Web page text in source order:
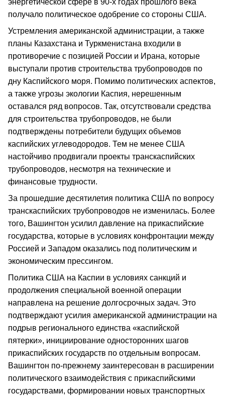
энергетической сфере в 90-х годах прошлого века
получало политическое одобрение со стороны США.
Устремления американской администрации, а также
планы Казахстана и Туркменистана входили в
противоречие с позицией России и Ирана, которые
выступали против строительства трубопроводов по
дну Каспийского моря. Помимо политических аспектов,
а также угрозы экологии Каспия, нерешенным
оставался ряд вопросов. Так, отсутствовали средства
для строительства трубопроводов, не были
подтверждены потребители будущих объемов
каспийских углеводородов. Тем не менее США
настойчиво продвигали проекты транскаспийских
трубопроводов, несмотря на технические и
финансовые трудности.
За прошедшие десятилетия политика США по вопросу
транскаспийских трубопроводов не изменилась. Более
того, Вашингтон усилил давление на прикаспийские
государства, которые в условиях конфронтации между
Россией и Западом оказались под политическим и
экономическим прессингом.
Политика США на Каспии в условиях санкций и
продолжения специальной военной операции
направлена на решение долгосрочных задач. Это
подтверждают усилия американской администрации на
подрыв регионального единства «каспийской
пятерки», инициирование односторонних шагов
прикаспийских государств по отдельным вопросам.
Вашингтон по-прежнему заинтересован в расширении
политического взаимодействия с прикаспийскими
государствами, формировании новых транспортных